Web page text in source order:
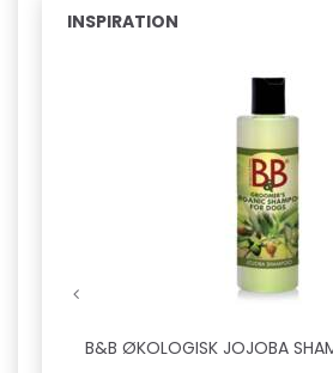
INSPIRATION
B&B ØKOLOGISK JOJOBA